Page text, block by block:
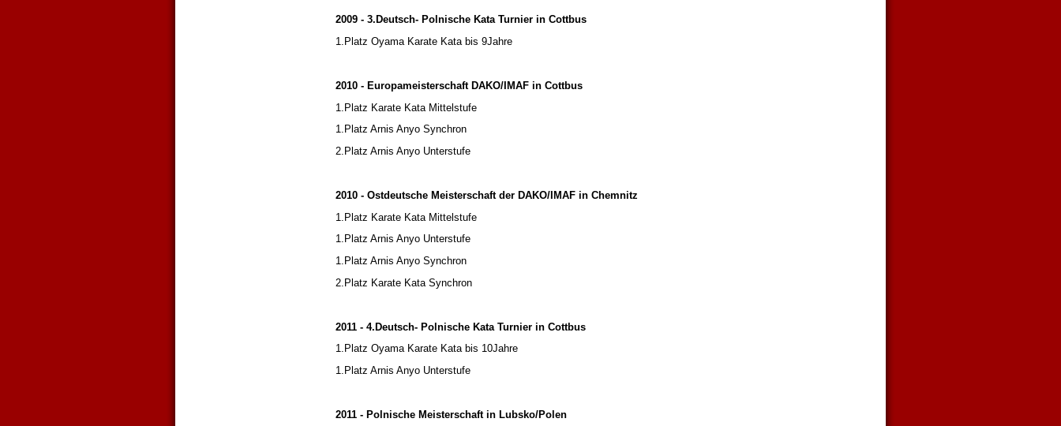
2009 - 3.Deutsch- Polnische Kata Turnier in Cottbus
1.Platz Oyama Karate Kata bis 9Jahre
2010 - Europameisterschaft DAKO/IMAF in Cottbus
1.Platz Karate Kata Mittelstufe
1.Platz Arnis Anyo Synchron
2.Platz Arnis Anyo Unterstufe
2010 - Ostdeutsche Meisterschaft der DAKO/IMAF in Chemnitz
1.Platz Karate Kata Mittelstufe
1.Platz Arnis Anyo Unterstufe
1.Platz Arnis Anyo Synchron
2.Platz Karate Kata Synchron
2011 - 4.Deutsch- Polnische Kata Turnier in Cottbus
1.Platz Oyama Karate Kata bis 10Jahre
1.Platz Arnis Anyo Unterstufe
2011 - Polnische Meisterschaft in Lubsko/Polen